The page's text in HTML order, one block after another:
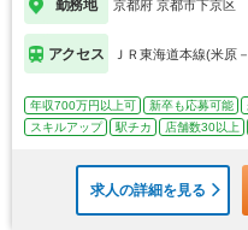
勤務地 京都府 京都市下京区
アクセス ＪＲ東海道本線(米原
年収700万円以上可 新卒も応募可能
スキルアップ
駅チカ 店舗数30以上
求人の詳細を見る